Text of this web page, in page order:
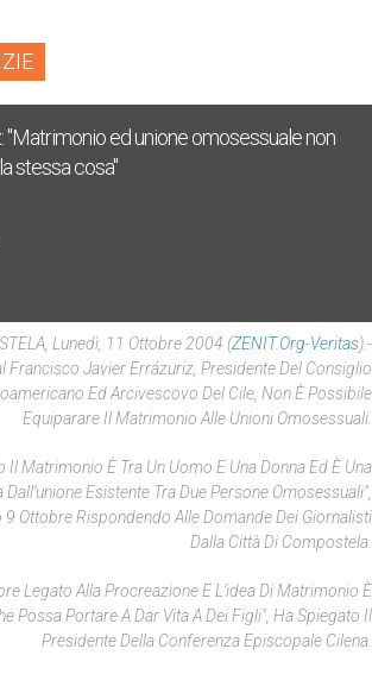
"Matrimonio ed unione omosessuale non
stessa cosa"
Lunedì, 11 Ottobre 2004 (ZENIT.org-Veritas).-
Francisco Javier Errázuriz, Presidente Del Consiglio
Ed Arcivescovo Del Cile, Non È Possibile
Equiparare Il Matrimonio Alle Unioni Omosessuali.
Il Matrimonio È Tra Un Uomo E Una Donna Ed È Una
Esistente Tra Due Persone Omosessuali",
Ottobre Rispondendo Alle Domande Dei Giornalisti
Dalla Città Di Compostela.
Legato Alla Procreazione E L’idea Di Matrimonio È
Possa Portare A Dar Vita A Dei Figli", Ha Spiegato Il
Presidente Della Conferenza Episcopale Cilena.